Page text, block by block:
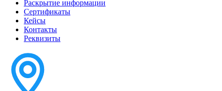
Раскрытие информации
Сертификаты
Кейсы
Контакты
Реквизиты